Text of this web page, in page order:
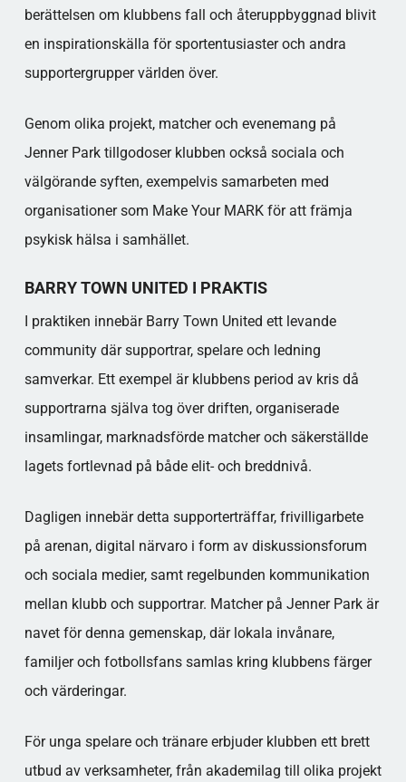
berättelsen om klubbens fall och återuppbyggnad blivit
en inspirationskälla för sportentusiaster och andra
supportergrupper världen över.
Genom olika projekt, matcher och evenemang på
Jenner Park tillgodoser klubben också sociala och
välgörande syften, exempelvis samarbeten med
organisationer som Make Your MARK för att främja
psykisk hälsa i samhället.
BARRY TOWN UNITED I PRAKTIS
I praktiken innebär Barry Town United ett levande
community där supportrar, spelare och ledning
samverkar. Ett exempel är klubbens period av kris då
supportrarna själva tog över driften, organiserade
insamlingar, marknadsförde matcher och säkerställde
lagets fortlevnad på både elit- och breddnivå.
Dagligen innebär detta supporterträffar, frivilligarbete
på arenan, digital närvaro i form av diskussionsforum
och sociala medier, samt regelbunden kommunikation
mellan klubb och supportrar. Matcher på Jenner Park är
navet för denna gemenskap, där lokala invånare,
familjer och fotbollsfans samlas kring klubbens färger
och värderingar.
För unga spelare och tränare erbjuder klubben ett brett
utbud av verksamheter, från akademilag till olika projekt